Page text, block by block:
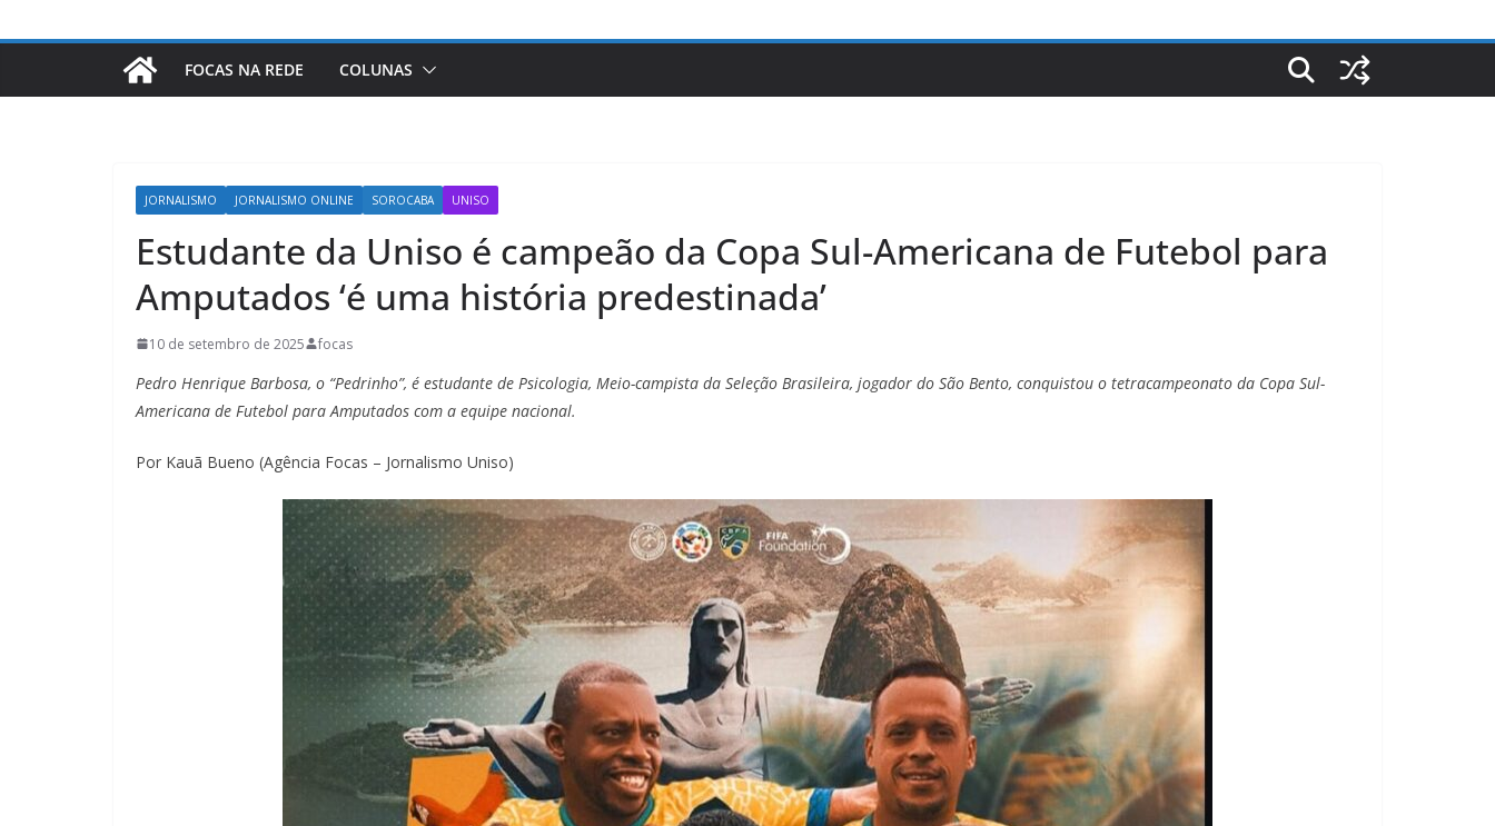
FOCAS NA REDE COLUNAS
JORNALISMO JORNALISMO ONLINE SOROCABA UNISO
Estudante da Uniso é campeão da Copa Sul-Americana de Futebol para
Amputados ‘é uma história predestinada’
10 de setembro de 2025 focas
Pedro Henrique Barbosa, o “Pedrinho”, é estudante de Psicologia, Meio-campista da Seleção Brasileira, jogador do São Bento, conquistou o tetracampeonato da Copa Sul-
Americana de Futebol para Amputados com a equipe nacional.
Por Kauã Bueno (Agência Focas – Jornalismo Uniso)